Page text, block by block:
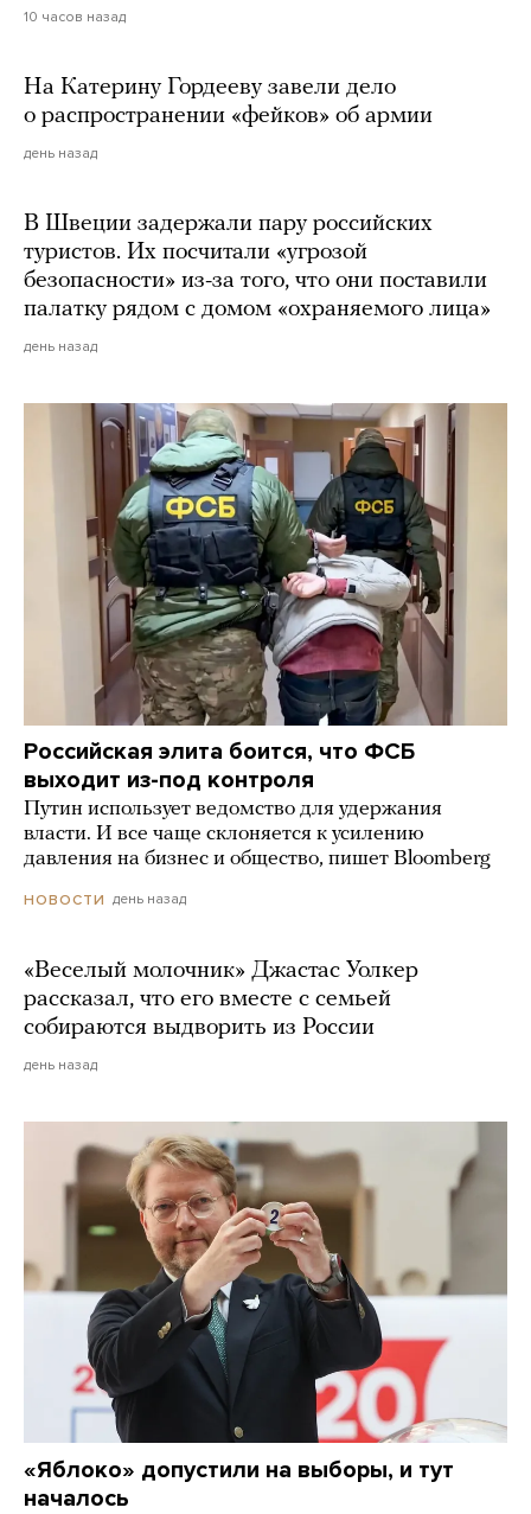
10 часов назад
На Катерину Гордееву завели дело
о распространении «фейков» об армии
день назад
В Швеции задержали пару российских
туристов. Их посчитали «угрозой
безопасности» из-за того, что они поставили
палатку рядом с домом «охраняемого лица»
день назад
Российская элита боится, что ФСБ
выходит из-под контроля
Путин использует ведомство для удержания
власти. И все чаще склоняется к усилению
давления на бизнес и общество, пишет Bloomberg
НОВОСТИ день назад
«Веселый молочник» Джастас Уолкер
рассказал, что его вместе с семьей
собираются выдворить из России
день назад
«Яблоко» допустили на выборы, и тут
началось